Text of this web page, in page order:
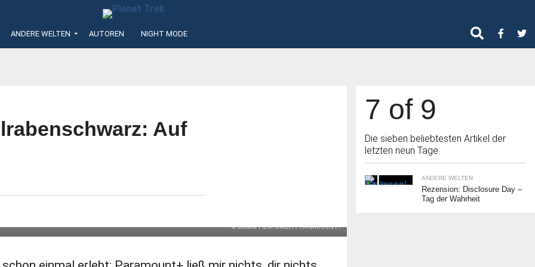
ANDERE WELTEN AUTOREN NIGHT MODE
Auf
dem Aus bei
© BUMM FILM GMBH / PARAMOUNT+
7 of 9
Die sieben beliebtesten Artikel der
letzten neun Tage.
ANDERE WELTEN
Rezension: Disclosure Day –
Tag der Wahrheit